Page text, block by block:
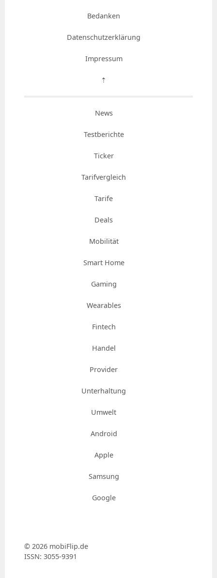
Bedanken
Datenschutzerklärung
Impressum
⇡
News
Testberichte
Ticker
Tarifvergleich
Tarife
Deals
Mobilität
Smart Home
Gaming
Wearables
Fintech
Handel
Provider
Unterhaltung
Umwelt
Android
Apple
Samsung
Google
© 2026 mobiFlip.de
ISSN: 3055-9391